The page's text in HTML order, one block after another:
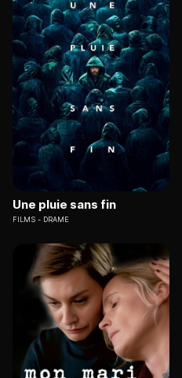
Une pluie sans fin
FILMS DRAME